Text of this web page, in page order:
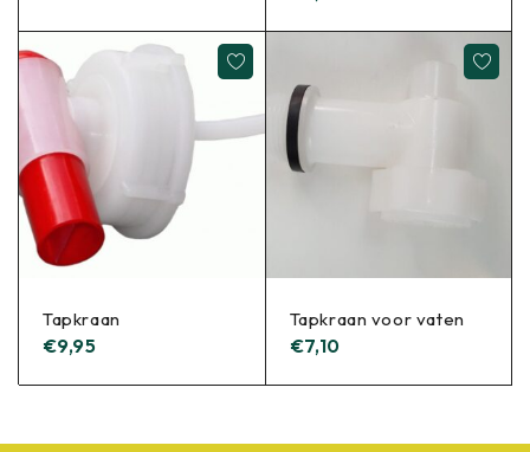
Tapkraan
€9,95
Tapkraan voor vaten
€7,10